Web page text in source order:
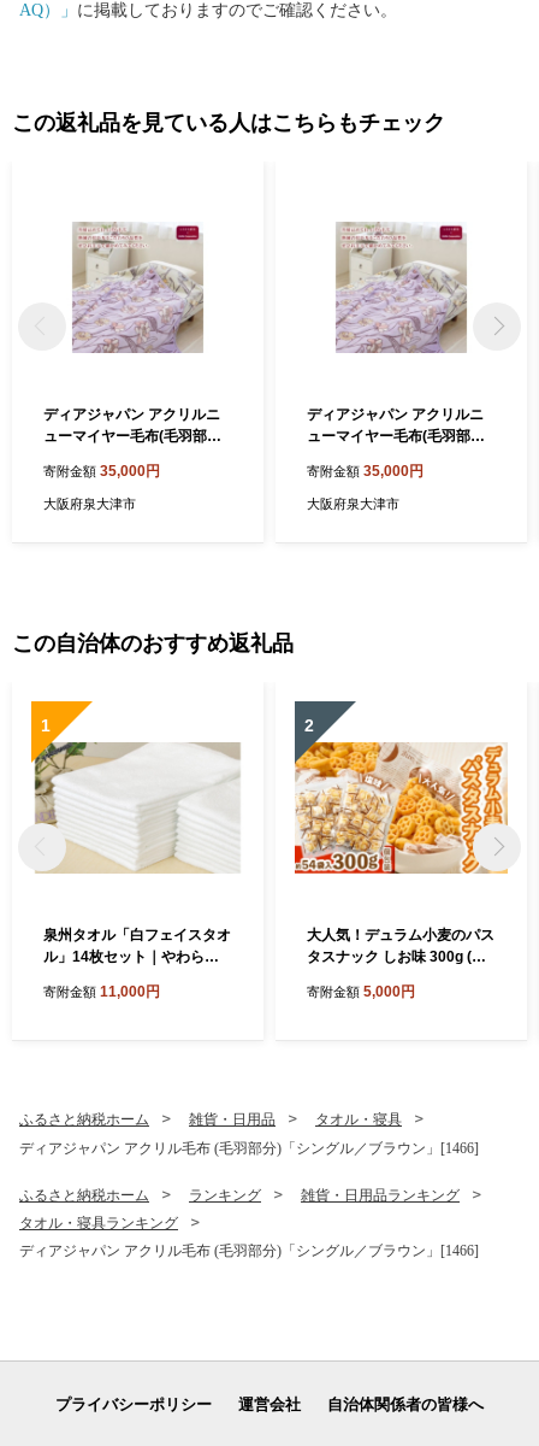
AQ）」 に掲載しておりますのでご確認ください。
この返礼品を見ている人はこちらもチェック
ディアジャパン アクリルニ
ューマイヤー毛布(毛羽部分)
眠 快適 熟睡 睡眠 洗える 洗
濯可能 丸洗い可能 [4531]
寄附金額 35,000円
大阪府泉大津市
ディアジャパン アクリルニ
ューマイヤー毛布(毛羽部分)
眠 快適 熟睡 睡眠 洗える 洗
濯可能 丸洗い可能 [4532]
寄附金額 35,000円
大阪府泉大津市
この自治体のおすすめ返礼品
1
泉州タオル「白フェイスタオ
ル」14枚セット｜やわらか
性 普段使い 泉州タオル [381
寄附金額 11,000円
2
大人気！デュラム小麦のパス
タスナック しお味 300g (約5
個包装 パスタ スナック 塩味
寄附金額 5,000円
ふるさと納税ホーム 雑貨・日用品
タオル・寝具
ディアジャパン アクリル毛布 (毛羽部分)「シングル／ブラウン」[1466]
ふるさと納税ホーム ランキング
雑貨・日用品ランキング
タオル・寝具ランキング
ディアジャパン アクリル毛布 (毛羽部分)「シングル／ブラウン」[1466]
プライバシーポリシー 運営会社 自治体関係者の皆様へ